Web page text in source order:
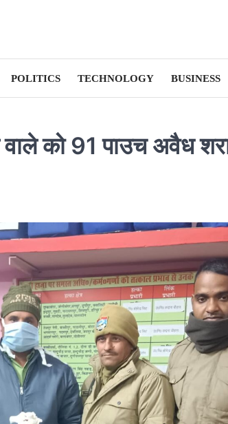
POLITICS TECHNOLOGY BUSINESS
को 91 पाउच अवैध